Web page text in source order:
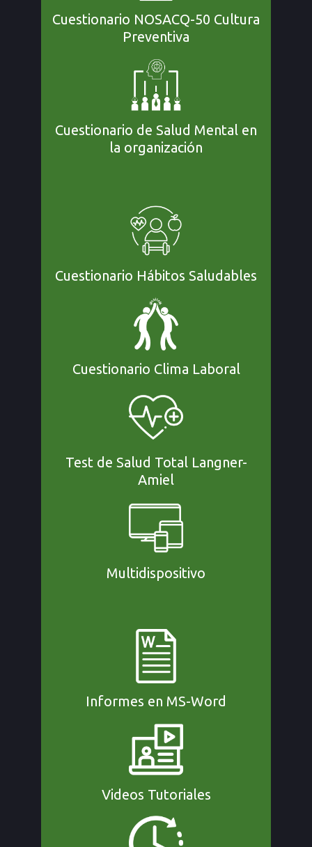
Cuestionario NOSACQ-50 Cultura
Preventiva
Cuestionario de Salud Mental en
la organización
Cuestionario Hábitos Saludables
Cuestionario Clima Laboral
Test de Salud Total Langner-
Amiel
Multidispositivo
Informes en MS-Word
Videos Tutoriales